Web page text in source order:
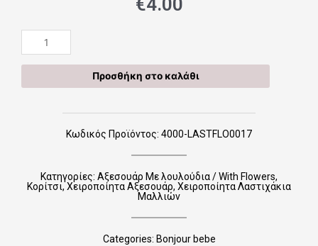
Χειροποίητα
Λαστιχάκια
LASTFLO0017
Προσθήκη στο καλάθι
Κωδικός Προϊόντος: 4000-LASTFLO0017
Κατηγορίες: Αξεσουάρ Με λουλούδια / With Flowers,
Κορίτσι, Χειροποίητα Αξεσουάρ, Χειροποίητα Λαστιχάκια
Μαλλιών
Categories: Bonjour bebe